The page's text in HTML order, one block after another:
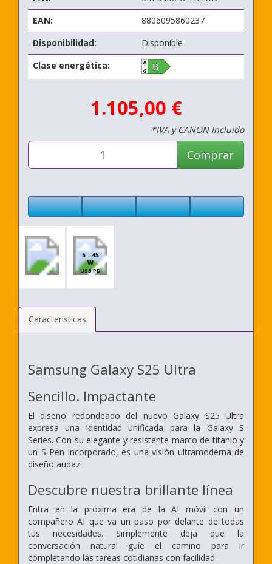
EAN:
8806095860237
Disponibilidad:
Disponible
Clase energética:
1.105,00 €
*IVA y CANON Incluido
Comprar
5 - 45
W
USB PD
Características
Samsung Galaxy S25 Ultra
Sencillo. Impactante
El diseño redondeado del nuevo Galaxy S25 Ultra
expresa una identidad unificada para la Galaxy S
Series. Con su elegante y resistente marco de titanio y
un S Pen incorporado, es una visión ultramoderna de
diseño audaz
Descubre nuestra brillante línea
Entra en la próxima era de la AI móvil con un
compañero AI que va un paso por delante de todas
tus necesidades. Simplemente deja que la
conversación natural guíe el camino para ir
completando las tareas cotidianas con facilidad.